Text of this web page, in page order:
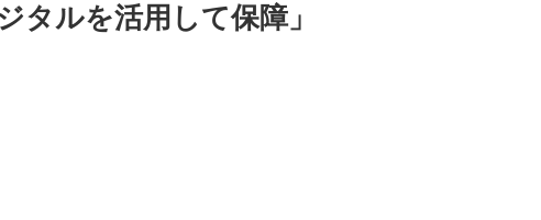
タルを活用して保障」